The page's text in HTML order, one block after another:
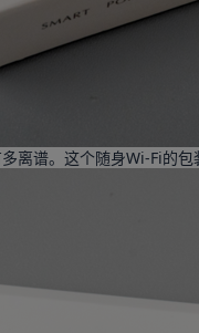
离谱。这个随身Wi-Fi的